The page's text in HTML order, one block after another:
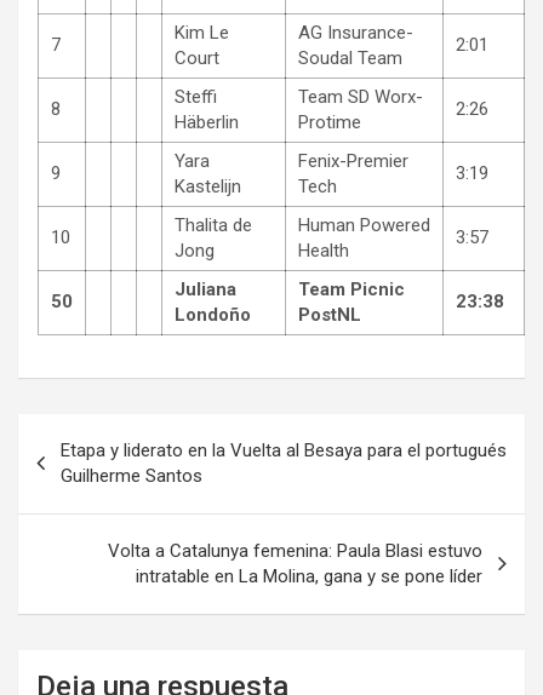
7
Kim Le
Court
AG Insurance-
Soudal Team
2:01
8
Steffi
Häberlin
Team SD Worx-
Protime
2:26
9
Yara
Kastelijn
Fenix-Premier
Tech
3:19
10
Thalita de
Jong
Human Powered
Health
3:57
50
Juliana
Londoño
Team Picnic
PostNL
23:38
de
entradas
Etapa y liderato en la Vuelta al Besaya para el portugués
Guilherme Santos
Volta a Catalunya femenina: Paula Blasi estuvo
intratable en La Molina, gana y se pone líder
Deja una respuesta